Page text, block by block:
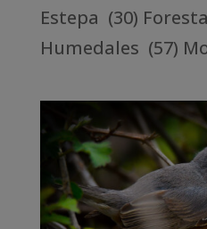
Estepa (30)
Humedales (57)